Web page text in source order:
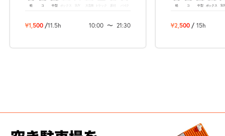
軽 コ 中型 ボックス SUV 大型車 トラック バイク
¥1,500 /11.5h 10:00 〜 21:30
軽 コ 中型 ボックス
¥2,500 / 15h